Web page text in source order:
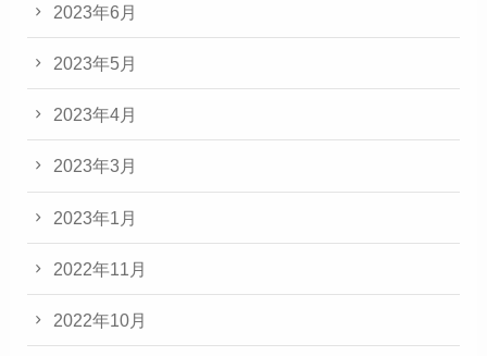
2023年6月
2023年5月
2023年4月
2023年3月
2023年1月
2022年11月
2022年10月